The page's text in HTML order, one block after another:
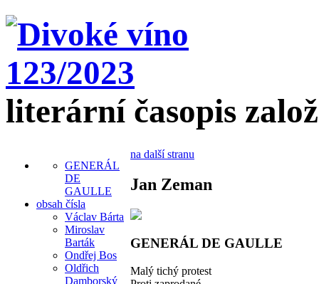
literární časopis
GENERÁL
DE
GAULLE
obsah čísla
Václav Bárta
Miroslav
Barták
Ondřej Bos
Oldřich
Damborský
na další stranu
Jan Zeman
GENERÁL DE GAULLE
Malý tichý protest